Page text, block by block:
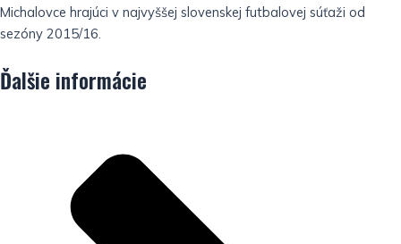
Michalovce hrajúci v najvyššej slovenskej futbalovej súťaži od
sezóny 2015/16.
Ďalšie informácie